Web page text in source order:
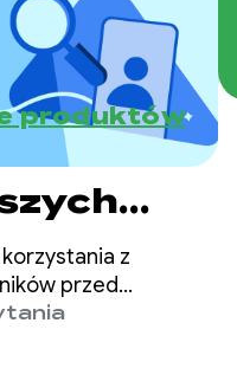
produktów
z
przed
w Google Play